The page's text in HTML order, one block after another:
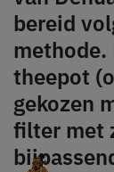
bereid
methode.
theepot
gekozen
filter met